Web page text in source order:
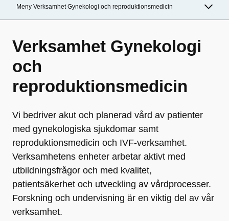
Meny Verksamhet Gynekologi och reproduktionsmedicin
Verksamhet Gynekologi
och
reproduktionsmedicin
Vi bedriver akut och planerad vård av patienter
med gynekologiska sjukdomar samt
reproduktionsmedicin och IVF-verksamhet.
Verksamhetens enheter arbetar aktivt med
utbildningsfrågor och med kvalitet,
patientsäkerhet och utveckling av vårdprocesser.
Forskning och undervisning är en viktig del av vår
verksamhet.